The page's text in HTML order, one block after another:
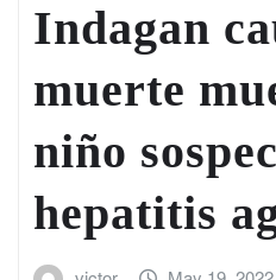
Indagan
muerte
niño
hepatitis